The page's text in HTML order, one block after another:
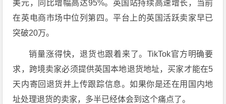
美元，同比增幅高达95%。英国站持续高速增长，当前
在英电商市场中位列第四。平台上的英国活跃卖家早已
突破20万。
销量涨得快，退货也跟着来了。TikTok官方明确要
求，跨境卖家必须提供英国本地退货地址，买家才能在5
天内寄回退货并上传跟踪信息。如果你是还在用国内地
址处理退货的卖家，多半已经体会到这个痛点了。